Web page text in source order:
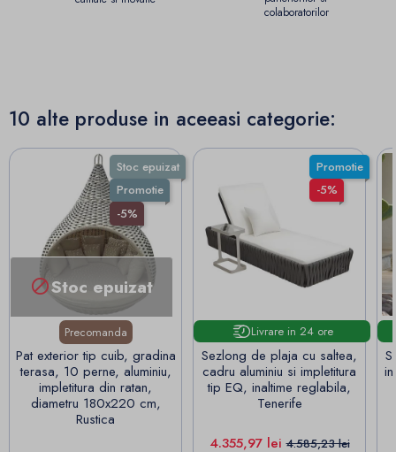
colaboratorilor
10 alte produse in aceeasi categorie:
Stoc epuizat
Promotie
-5%
Stoc epuizat
Precomanda
Pat exterior tip cuib, gradina
terasa, 10 perne, aluminiu,
impletitura din ratan,
diametru 180x220 cm,
Rustica
Promotie
-5%
Livrare in 24 ore
Sezlong de plaja cu saltea,
cadru aluminiu si impletitura
tip EQ, inaltime reglabila,
Tenerife
Pret
4.355,97 leiPret de baza
4.585,23 lei